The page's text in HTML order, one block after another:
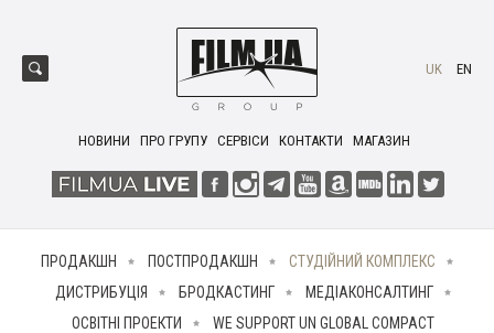
НОВИНИ ПРО ГРУПУ СЕРВІСИ КОНТАКТИ МАГАЗИН
UK EN
ПРОДАКШН ПОСТПРОДАКШН
СТУДІЙНИЙ КОМПЛЕКС
ДИСТРИБУЦІЯ
БРОДКАСТИНГ
МЕДІАКОНСАЛТИНГ
ОСВІТНІ ПРОЕКТИ
WE SUPPORT UN GLOBAL COMPACT